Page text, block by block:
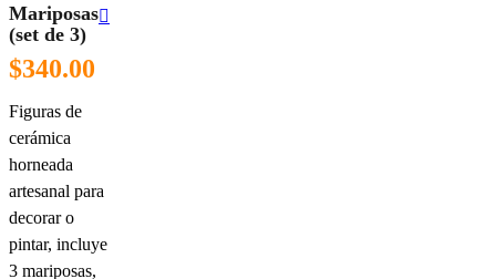
Mariposas
(set de 3)
Navegación
$340.00
Figuras de
cerámica
horneada
artesanal para
decorar o
pintar, incluye
3 mariposas,